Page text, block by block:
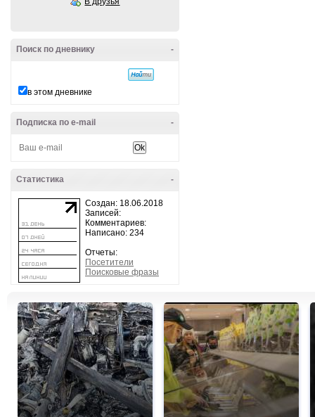
-
Поиск по дневнику
в этом дневнике
-
Подписка по e-mail
-
Статистика
Создан: 18.06.2018
Записей:
Комментариев:
Написано: 234
Отчеты:
Посетители
Поисковые фразы